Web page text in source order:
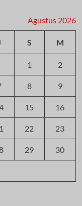
Agustus 2026
S M
1 2
8 9
15 16
22 23
29 30